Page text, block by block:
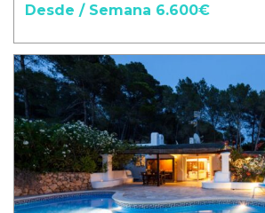
Desde / Semana 6.600€